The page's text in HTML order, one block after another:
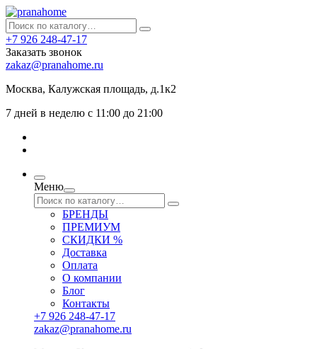
+7 926 248-47-17
Заказать звонок
zakaz@pranahome.ru
Москва, Калужская площадь, д.1к2
7 дней в неделю с 11:00 до 21:00
Меню
БРЕНДЫ
ПРЕМИУМ
СКИДКИ %
Доставка
Оплата
О компании
Блог
Контакты
+7 926 248-47-17
zakaz@pranahome.ru